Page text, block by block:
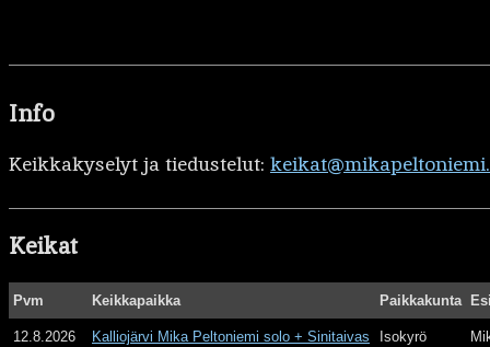
Info
Keikkakyselyt ja tiedustelut:
Keikat
Pvm Keikkapaikka Paikkakunta
12.8.2026 Kalliojärvi Mika Peltoniemi solo + Sinitaivas Isokyrö